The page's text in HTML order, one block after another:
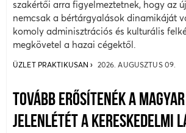
szakértői arra figyelmeztetnek, hogy az
nemcsak a bértárgyalások dinamikáját
komoly adminisztrációs és kulturális
megkövetel a hazai cégektől.
ÜZLET PRAKTIKUSAN 2026. AUGUSZTUS 09.
TOVÁBB ERŐSÍTENÉK A
JELENLÉTÉT A KERESKEDELMI